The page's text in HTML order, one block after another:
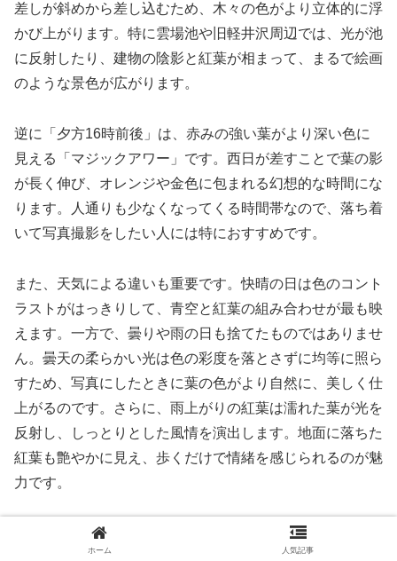
差しが斜めから差し込むため、木々の色がより立体的に浮
かび上がります。特に雲場池や旧軽井沢周辺では、光が池
に反射したり、建物の陰影と紅葉が相まって、まるで絵画
のような景色が広がります。
逆に「夕方16時前後」は、赤みの強い葉がより深い色に
見える「マジックアワー」です。西日が差すことで葉の影
が長く伸び、オレンジや金色に包まれる幻想的な時間にな
ります。人通りも少なくなってくる時間帯なので、落ち着
いて写真撮影をしたい人には特におすすめです。
また、天気による違いも重要です。快晴の日は色のコント
ラストがはっきりして、青空と紅葉の組み合わせが最も映
えます。一方で、曇りや雨の日も捨てたものではありませ
ん。曇天の柔らかい光は色の彩度を落とさずに均等に照ら
すため、写真にしたときに葉の色がより自然に、美しく仕
上がるのです。さらに、雨上がりの紅葉は濡れた葉が光を
反射し、しっとりとした風情を演出します。地面に落ちた
紅葉も艶やかに見え、歩くだけで情緒を感じられるのが魅
力です。
気温も紅葉の進行に大きく関わります。朝晩の冷え込みが
強いほど、葉の色は一気に鮮やかになりやすい傾向があり
ホーム 人気記事